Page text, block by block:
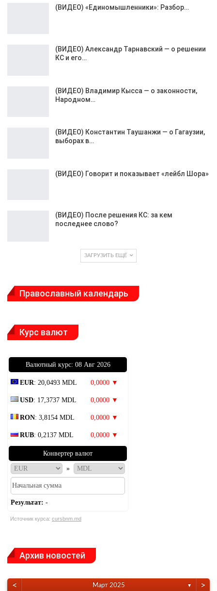
(ВИДЕО) «Единомышленники»: Разбор…
(ВИДЕО) Александр Тарнавский — о решении
КС и его…
(ВИДЕО) Владимир Кысса — о законности,
Народном…
(ВИДЕО) Константин Таушанжи — о Гагаузии,
выборах в…
(ВИДЕО) Говорит и показывает «лейбл Шора»
(ВИДЕО) После решения КС: за кем
последнее слово?
ЗАГРУЗИТЬ ЕЩЁ
Православный календарь
Курс валют
Bалютный курс: 08 Авг 2026
EUR: 20,0493 MDL 0,0000 ▼
USD: 17,3737 MDL 0,0000 ▼
RON: 3,8154 MDL 0,0000 ▼
RUB: 0,2137 MDL 0,0000 ▼
Конвертер валют
»
Результат: -
Источник курса: cursbnm.md
Архив новостей
< Март 2025 ▼ >